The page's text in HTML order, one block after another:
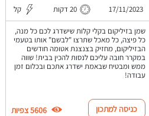
17/11/2023 20 דקות קל
שמן בזיליקום בקלי קלות שישדרג לכם כל מנה,
כל פיצה, כל מאכל שתרצו "לבשם" אותו בטעמי
הבזיליקום, מחזיק בצנצנת אטומה חודשים
במקרר חובה עליכם לנסות להכין בבית! שווה
ממש ומבטיח שבאמת ישדרג אתכם ובכלום זמן
עבודה!
כניסה למתכון 5606 צפיות